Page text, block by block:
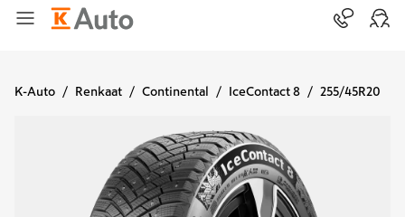
K-Auto Renkaat Continental IceContact 8 255/45R20